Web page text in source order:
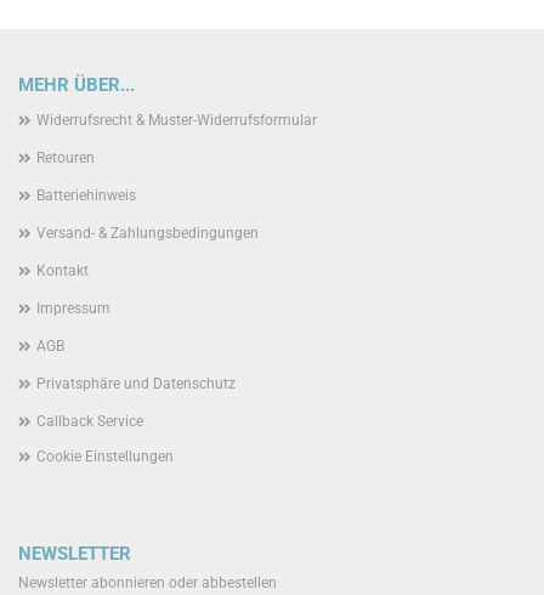
MEHR ÜBER...
Widerrufsrecht & Muster-Widerrufsformular
Retouren
Batteriehinweis
Versand- & Zahlungsbedingungen
Kontakt
Impressum
AGB
Privatsphäre und Datenschutz
Callback Service
Cookie Einstellungen
NEWSLETTER
Newsletter abonnieren oder abbestellen